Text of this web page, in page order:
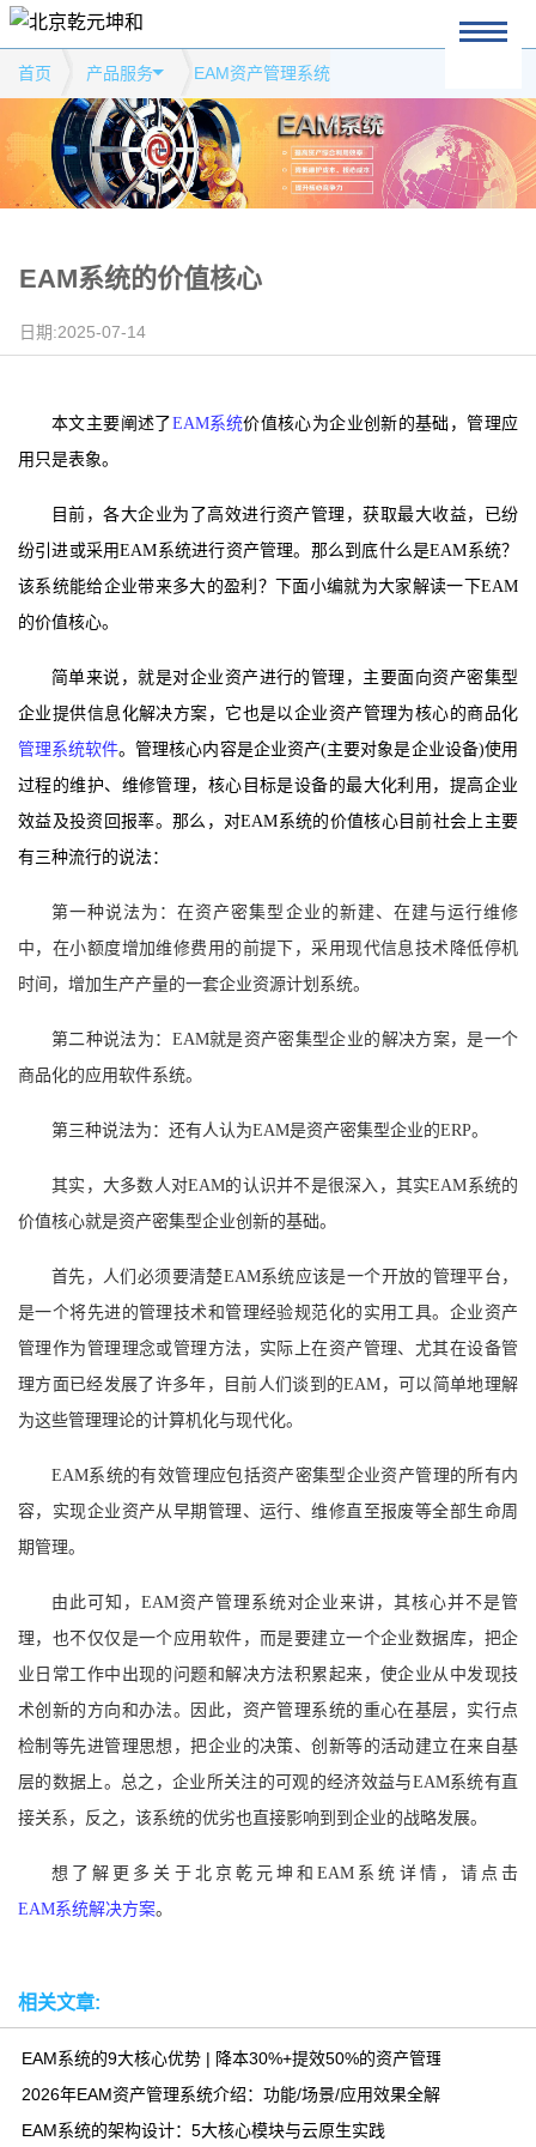
首页 产品服务 EAM资产管理系统
EAM系统的价值核心
日期:2025-07-14
本文主要阐述了EAM系统价值核心为企业创新的基础 ，管理应
用只是表象。
目前，各大企业为了高效进行资产管理，获取最大收益，已纷
纷引进或采用EAM系统进行资产管理。那么到底什么是EAM系统？
该系统能给企业带来多大的盈利？下面小编就为大家解读一下EAM
的价值核心。
简单来说，就是对企业资产进行的管理，主要面向资产密集型
企业提供信息化解决方案，它也是以企业资产管理为核心的商品化
管理系统软件。管理核心内容是企业资产(主要对象是企业设备)使用
过程的维护、维修管理，核心目标是设备的最大化利用，提高企业
效益及投资回报率。那么，对EAM系统的价值核心目前社会上主要
有三种流行的说法：
第一种说法为：在资产密集型企业的新建、在建与运行维修
中， 在小额度增加维修费用 的前提下 ，采用现代信息技术降低停机
时间，增加生产产量的一套企业资源计划系统。
第二种说法为： EAM就是资产密集型企业的解决方案，是一个
商品化的应用软件系统。
第三种说法为： 还有人认为EAM是资产密集型企业的ERP。
其实，大多数人对EAM的认识并不是很深入，其实EAM系统的
价值核心就是资产密集型企业创新的基础。
首先， 人们 必须要清楚EAM系统应该是一个开放的管理平台，
是一个将先进的管理技术和管理经验规范化的实用工具。企业资产
管理作为管理理念或管理方法，实际上在资产管理、尤其在设备管
理方面已经发展了许多年，
目前人们谈到的EAM，可以简单地理解
为这些管理理论的计算机化与现代化。
EAM系统的有效管理应包括资产密集型企业资产管理的所有内
容，实现企业资产从早期管理、运行、维修直至报废等全部生命周
期管理。
由此可知， EAM资产管理系统对企业来讲，其核心并不是管
理， 也不仅仅是一个应用 软件 ， 而是要建立一个企业数据库，把企
业日常工作中出现的问题和解决方法积累起来，使企业从中发现技
术创新的方向和办法。因此，资产管理系统的重心在基层，实行点
检制等先进管理思想，把企业的决策、创新等的活动建立在来自基
层的数据上。 总之，企业所关注的可观的经济效益与EAM系统有直
接关系，反之，该系统的优劣也直接影响到 到企业的战略发展。
想了解更多关于北京乾元坤和EAM系统详情，请点击
EAM系统解决方案。
相关文章:
EAM系统的9大核心优势 | 降本30%+提效50%的资产管理方案
2026年EAM资产管理系统介绍：功能/场景/应用效果全解析
EAM系统的架构设计：5大核心模块与云原生实践